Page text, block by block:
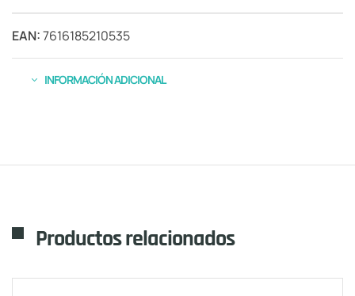
EAN:7616185210535
INFORMACIÓN ADICIONAL
Productos relacionados